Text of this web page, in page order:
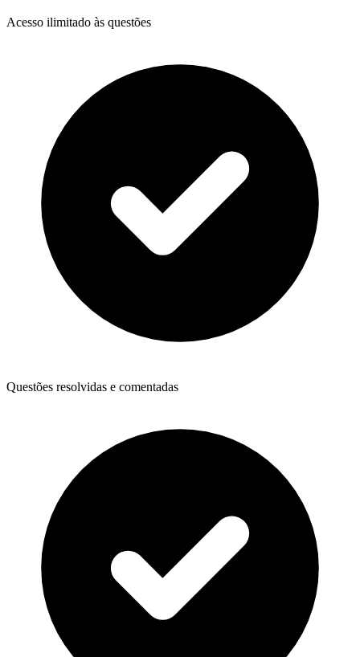
Acesso ilimitado às questões
Questões resolvidas e comentadas